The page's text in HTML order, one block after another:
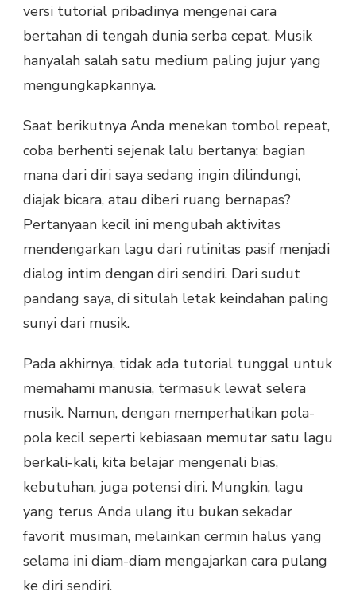
versi tutorial pribadinya mengenai cara
bertahan di tengah dunia serba cepat. Musik
hanyalah salah satu medium paling jujur yang
mengungkapkannya.
Saat berikutnya Anda menekan tombol repeat,
coba berhenti sejenak lalu bertanya: bagian
mana dari diri saya sedang ingin dilindungi,
diajak bicara, atau diberi ruang bernapas?
Pertanyaan kecil ini mengubah aktivitas
mendengarkan lagu dari rutinitas pasif menjadi
dialog intim dengan diri sendiri. Dari sudut
pandang saya, di situlah letak keindahan paling
sunyi dari musik.
Pada akhirnya, tidak ada tutorial tunggal untuk
memahami manusia, termasuk lewat selera
musik. Namun, dengan memperhatikan pola-
pola kecil seperti kebiasaan memutar satu lagu
berkali-kali, kita belajar mengenali bias,
kebutuhan, juga potensi diri. Mungkin, lagu
yang terus Anda ulang itu bukan sekadar
favorit musiman, melainkan cermin halus yang
selama ini diam-diam mengajarkan cara pulang
ke diri sendiri.